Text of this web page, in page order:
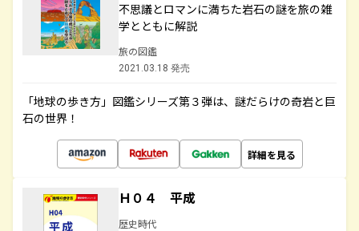
不思議とロマンに満ちた岩石の謎を旅の雑
学とともに解説
旅の図鑑
2021.03.18 発売
「地球の歩き方」図鑑シリーズ第３弾は、謎だらけの奇岩と巨
石の世界！
詳細を見る
Ｈ０４ 平成
歴史時代